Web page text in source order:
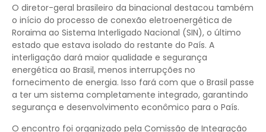
O diretor-geral brasileiro da binacional destacou também
o início do processo de conexão eletroenergética de
Roraima ao Sistema Interligado Nacional (SIN), o último
estado que estava isolado do restante do País. A
interligação dará maior qualidade e segurança
energética ao Brasil, menos interrupções no
fornecimento de energia. Isso fará com que o Brasil passe
a ter um sistema completamente integrado, garantindo
segurança e desenvolvimento econômico para o País.
O encontro foi organizado pela Comissão de Integração